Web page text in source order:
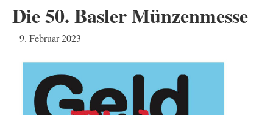
Die 50. Basler Münzenmesse
9. Februar 2023